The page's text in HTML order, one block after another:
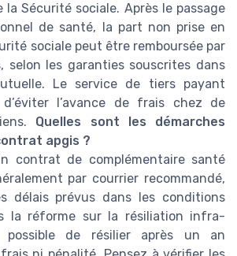
la Sécurité sociale. Après le passage
de santé, la part non prise en
sociale peut être remboursée par
selon les garanties souscrites dans
Le service de tiers payant
l’avance de frais chez de
Quelles sont les démarches
apgis ?
contrat de complémentaire santé
par courrier recommandé,
délais prévus dans les conditions
la réforme sur la résiliation infra-
de résilier après un an